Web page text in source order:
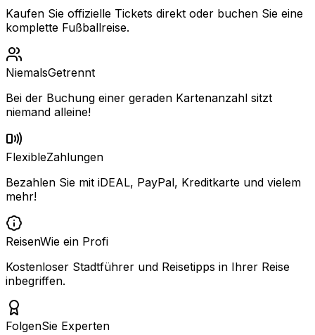
Kaufen Sie offizielle Tickets direkt oder buchen Sie eine
komplette Fußballreise.
NiemalsGetrennt
Bei der Buchung einer geraden Kartenanzahl sitzt
niemand alleine!
FlexibleZahlungen
Bezahlen Sie mit iDEAL, PayPal, Kreditkarte und vielem
mehr!
ReisenWie ein Profi
Kostenloser Stadtführer und Reisetipps in Ihrer Reise
inbegriffen.
FolgenSie Experten